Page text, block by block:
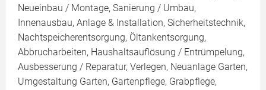
Neueinbau / Montage, Sanierung / Umbau,
Innenausbau, Anlage & Installation, Sicherheitstechnik,
Nachtspeicherentsorgung, Öltankentsorgung,
Abbrucharbeiten, Haushaltsauflösung / Entrümpelung,
Ausbesserung / Reparatur, Verlegen, Neuanlage Garten,
Umgestaltung Garten, Gartenpflege, Grabpflege,